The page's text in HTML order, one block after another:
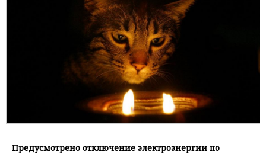
Предусмотрено отключение электроэнергии по